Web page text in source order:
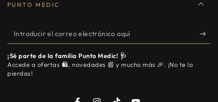
PUNTO MEDIC
Introducir
el
correo
electrónico
¡Sé parte de la familia Punto Medic! 🩺
Accede a ofertas 🛍️, novedades 📰 y mucho más 🎉. ¡No te lo
pierdas!